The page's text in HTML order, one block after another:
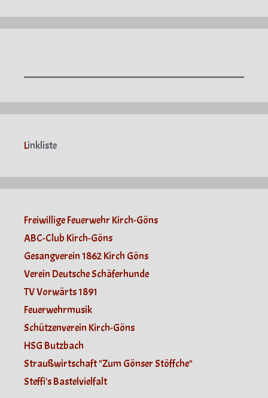
Linkliste
Freiwillige Feuerwehr Kirch-Göns
ABC-Club Kirch-Göns
Gesangverein 1862 Kirch Göns
Verein Deutsche Schäferhunde
TV Vorwärts 1891
Feuerwehrmusik
Schützenverein Kirch-Göns
HSG Butzbach
Straußwirtschaft "Zum Gönser Stöffche"
Steffi's Bastelvielfalt